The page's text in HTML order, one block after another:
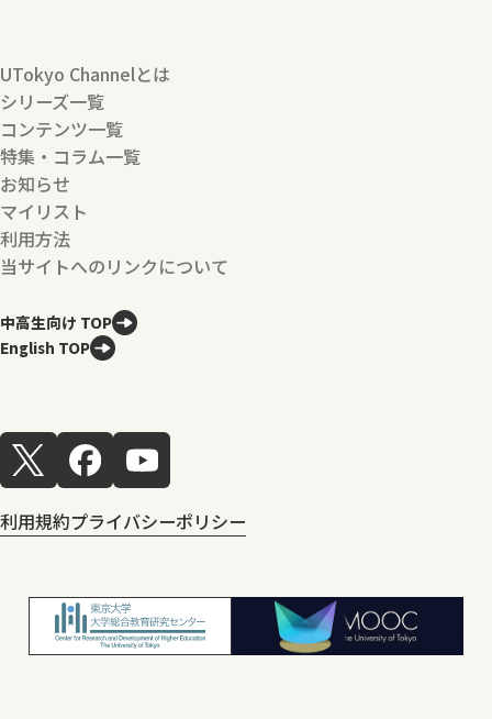
UTokyo Channelとは
シリーズ一覧
コンテンツ一覧
特集・コラム一覧
お知らせ
マイリスト
利用方法
当サイトへのリンクについて
中高生向け TOP
English TOP
利用規約プライバシーポリシー